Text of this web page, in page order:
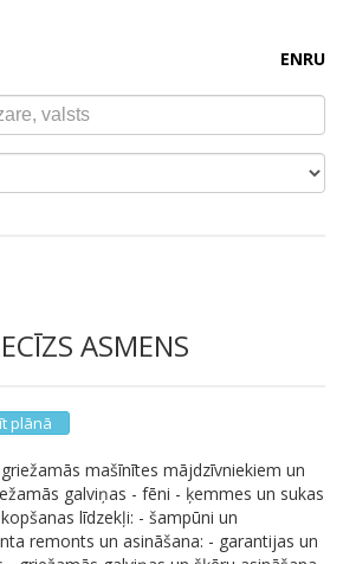
ENRU
ASMENS
plānā
mašīnītes mājdzīvniekiem un
galviņas - fēni - ķemmes un sukas
līdzekļi: - šampūni un
remonts un asināšana: - garantijas un